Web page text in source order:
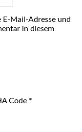
E-Mail-Adresse und
in diesem
Code *